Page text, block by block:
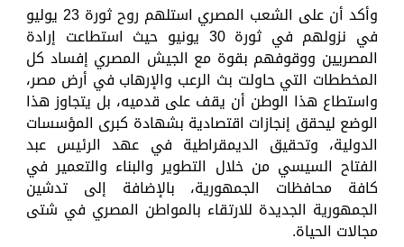
وأكد أن على الشعب المصري استلهم روح ثورة 23 يوليو
في نزولهم في ثورة 30 يونيو حيث استطاعت إرادة
المصريين ووقوفهم بقوة مع الجيش المصري إفساد كل
المخططات التي حاولت بث الرعب والإرهاب في أرض مصر،
واستطاع هذا الوطن أن يقف على قدميه، بل يتجاوز هذا
الوضع ليحقق إنجازات اقتصادية بشهادة كبرى المؤسسات
الدولية، وتحقيق الديمقراطية في عهد الرئيس عبد
الفتاح السيسي من خلال التطوير والبناء والتعمير في
كافة محافظات الجمهورية، بالإضافة إلى تدشين
الجمهورية الجديدة للارتقاء بالمواطن المصري في شتى
مجالات الحياة.